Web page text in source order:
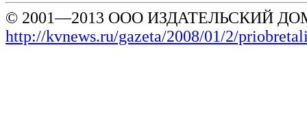
© 2001—2013 ООО ИЗДАТЕЛЬСКИЙ
http://kvnews.ru/gazeta/2008/01/2/